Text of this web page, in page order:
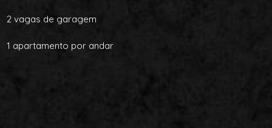
2 vagas de garagem
1 apartamento por andar